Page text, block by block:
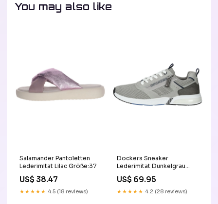
You may also like
Salamander Pantoletten
Lederimitat Lilac Größe:37
US$ 38.47
★★★★★ 4.5 (18 reviews)
Dockers Sneaker
Lederimitat Dunkelgrau
US$ 69.95
★★★★★ 4.2 (28 reviews)